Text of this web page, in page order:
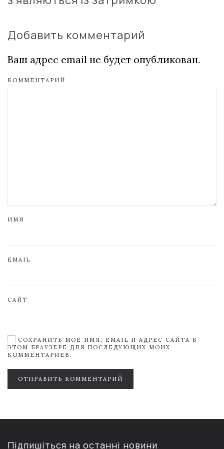
Добавить комментарий
Ваш адрес email не будет опубликован.
КОММЕНТАРИЙ
ИМЯ
EMAIL
САЙТ
СОХРАНИТЬ МОЁ ИМЯ, EMAIL И АДРЕС САЙТА В
ЭТОМ БРАУЗЕРЕ ДЛЯ ПОСЛЕДУЮЩИХ МОИХ
КОММЕНТАРИЕВ.
ОТПРАВИТЬ КОММЕНТАРИЙ
Підпишіться на останні новини